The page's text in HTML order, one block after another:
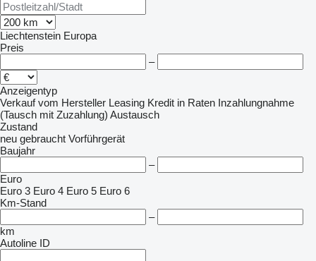
Liechtenstein Europa
Preis
–
Anzeigentyp
Verkauf vom Hersteller Leasing Kredit in Raten Inzahlungnahme
(Tausch mit Zuzahlung) Austausch
Zustand
neu gebraucht Vorführgerät
Baujahr
–
Euro
Euro 3 Euro 4 Euro 5 Euro 6
Km-Stand
–
km
Autoline ID